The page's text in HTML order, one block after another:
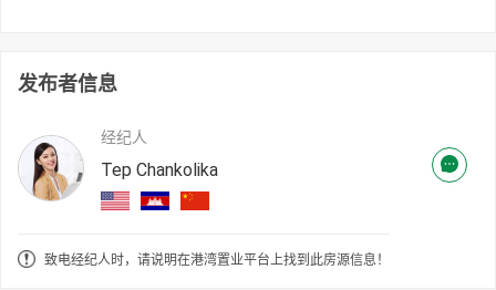
发布者信息
经纪人
Tep Chankolika
致电经纪人时，请说明在港湾置业平台上找到此房源信息！